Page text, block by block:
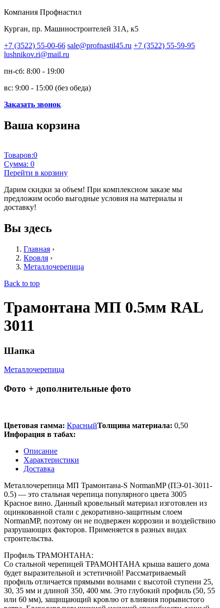
Компания Профнастил
Курган, пр. Машиностроителей 31А, к5
+7 (3522) 55-00-66 sale@profnastil45.ru +7 (3522) 55-59-95
lushnikov.ri@mail.ru
пн-сб: 8:00 - 19:00
вс: 9:00 - 15:00 (без обеда)
Заказать звонок
Ваша корзина
Товаров:0
Сумма: 0
Перейти в корзину
Дарим скидки за объем! При комплексном заказе мы
предложим особо выгодные условия на материалы и
доставку!
Вы здесь
Главная ›
Кровля ›
Металлочерепица
Back to top
Трамонтана МП 0.5мм RAL
3011
Шапка
Металлочерепица
Фото + дополнительные фото
Цветовая гамма: КрасныйТолщина материала: 0,50
Инфорация в табах:
Описание
Характеристики
Доставка
Металлочерепица МП Трамонтана-S NormanMP (ПЭ-01-3011-
0.5) — это стальная черепица популярного цвета 3005
Красное вино. Данный кровельный материал изготовлен из
оцинкованной стали с декоративно-защитным слоем
NormanMP, поэтому он не подвержен коррозии и воздействию
разрушающих факторов. Применяется в разных видах
строительства.
Профиль ТРАМОНТАНА:
Со стальной черепицей ТРАМОНТАНА крыша вашего дома
будет выразительной и эстетичной! Рассматриваемый
профиль отличается прямыми волнами с высотой ступени 25,
30, 35 мм и длиной 350, 400 мм. Это глубокий профиль (50, 55
или 60 мм), защищающий кровлю от влияния порывистого